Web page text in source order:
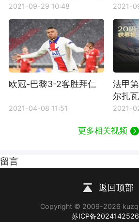
城全场集锦
2021-09-29 10:48
锦
2021-
欧冠-巴黎3-2客胜拜仁
2021-04-08 11:51
法甲
尔扎
再有
2021-
更多相关视频
留言
返回顶部
Copyright © 2009-2026
苏ICP备